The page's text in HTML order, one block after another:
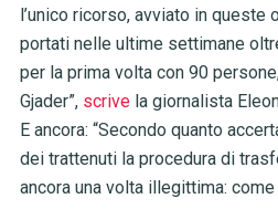
l’unico ricorso, avviato in queste
portati nelle ultime settimane
per la prima volta con 90
Gjader”, scrivela giornalista
E ancora: “Secondo quanto
dei trattenuti la procedura di
ancora una volta illegittima: